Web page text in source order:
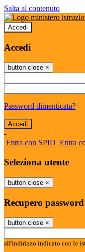
Salta al contenuto
Accedi
Accedi
button close ×
Password dimenticata?
-
Entra con SPID Entra
Seleziona utente
button close ×
Recupero password
button close ×
all'indirizzo indicato con le